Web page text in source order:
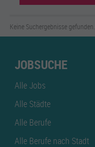
Keine Suchergebnisse gefunden.
JOBSUCHE
Alle Jobs
Alle Städte
Alle Berufe
Alle Berufe nach Stadt